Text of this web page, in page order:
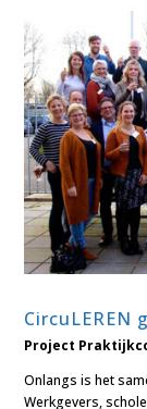
CircuLEREN
Project
Onlangs is het
Werkgevers,